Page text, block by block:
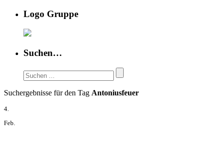
Logo Gruppe
Suchen…
Suchergebnisse für den Tag Antoniusfeuer
4.
Feb.